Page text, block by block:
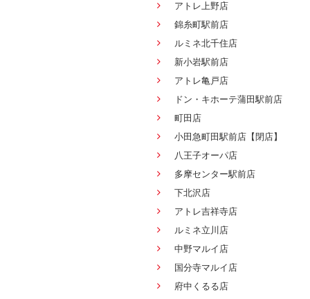
アトレ上野店
錦糸町駅前店
ルミネ北千住店
新小岩駅前店
アトレ亀戸店
ドン・キホーテ蒲田駅前店
町田店
小田急町田駅前店【閉店】
八王子オーパ店
多摩センター駅前店
下北沢店
アトレ吉祥寺店
ルミネ立川店
中野マルイ店
国分寺マルイ店
府中くるる店